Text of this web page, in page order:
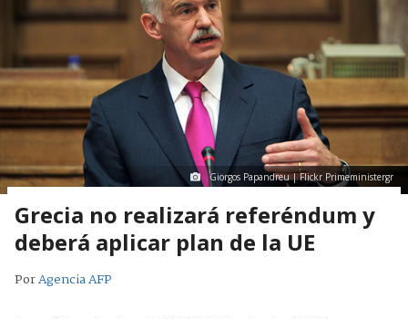
Giorgos Papandreu | Flickr Primeministergr
Grecia no realizará referéndum y
deberá aplicar plan de la UE
PorAgencia AFP